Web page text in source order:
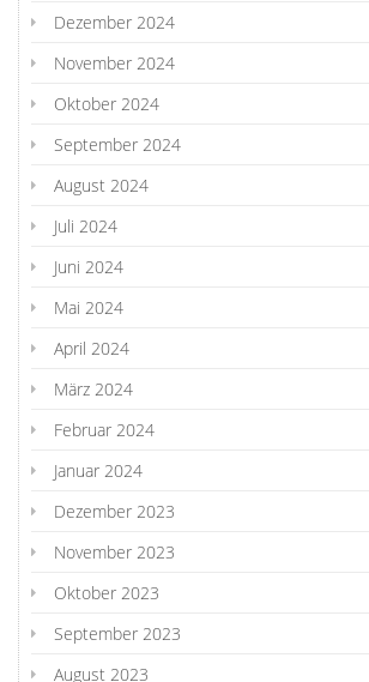
Dezember 2024
November 2024
Oktober 2024
September 2024
August 2024
Juli 2024
Juni 2024
Mai 2024
April 2024
März 2024
Februar 2024
Januar 2024
Dezember 2023
November 2023
Oktober 2023
September 2023
August 2023